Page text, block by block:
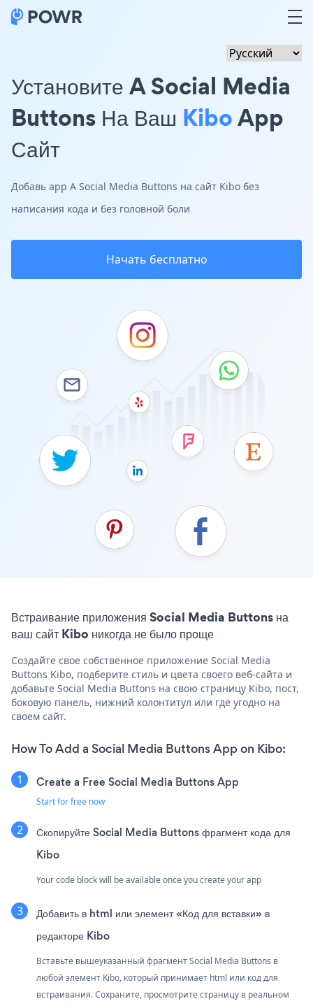
Установите A Social Media
Buttons На Ваш KiboApp
Сайт
Добавь app A Social Media Buttons на сайт Kibo без
написания кода и без головной боли
Начать бесплатно
Встраивание приложения Social Media Buttons на
ваш сайт Kibo никогда не было проще
Создайте свое собственное приложение Social Media
Buttons Kibo, подберите стиль и цвета своего веб-сайта и
добавьте Social Media Buttons на свою страницу Kibo, пост,
боковую панель, нижний колонтитул или где угодно на
своем сайт.
How To Add a Social Media Buttons App on Kibo:
Create a Free Social Media Buttons App
Start for free now
Скопируйте Social Media Buttons фрагмент кода для
Kibo
Your code block will be available once you create your app
Добавить в html или элемент «Код для вставки» в
редакторе Kibo
Вставьте вышеуказанный фрагмент Social Media Buttons в
любой элемент Kibo, который принимает html или код для
встраивания. Сохраните, просмотрите страницу в реальном